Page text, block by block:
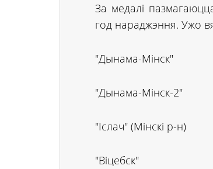
За медалі
год нараджэння. Ужо
"Дынама-Мінск"
"Дынама-Мінск-2"
"Іслач" (Мінскі р-н)
"Віцебск"